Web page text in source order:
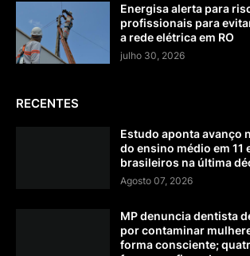
Energisa alerta para
profissionais para
a rede elétrica em RO
julho 30, 2026
RECENTES
Estudo aponta avanço
do ensino médio em 11
brasileiros na última
Agosto 07, 2026
MP denuncia dentista
por contaminar
forma consciente;